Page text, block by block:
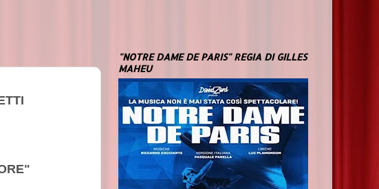
"NOTRE DAME DE PARIS" REGIA DI GILLES
MAHEU